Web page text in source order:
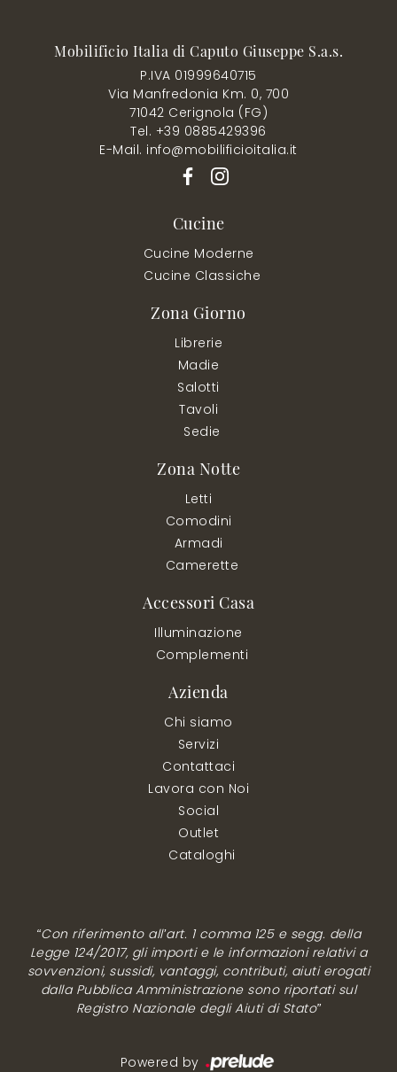
Mobilificio Italia di Caputo Giuseppe S.a.s.
P.IVA 01999640715
Via Manfredonia Km. 0, 700
71042 Cerignola (FG)
Tel. +39 0885429396
E-Mail. info@mobilificioitalia.it
Cucine
Cucine Moderne
Cucine Classiche
Zona Giorno
Librerie
Madie
Salotti
Tavoli
Sedie
Zona Notte
Letti
Comodini
Armadi
Camerette
Accessori Casa
Illuminazione
Complementi
Azienda
Chi siamo
Servizi
Contattaci
Lavora con Noi
Social
Outlet
Cataloghi
“Con riferimento all’art. 1 comma 125 e segg. della
Legge 124/2017, gli importi e le informazioni relativi a
sovvenzioni, sussidi, vantaggi, contributi, aiuti erogati
dalla Pubblica Amministrazione sono riportati sul
Registro Nazionale degli Aiuti di Stato”
Powered by